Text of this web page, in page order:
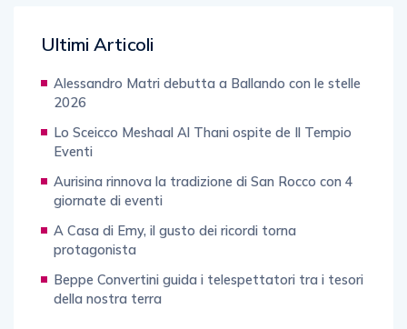
Ultimi Articoli
Alessandro Matri debutta a Ballando con le stelle
2026
Lo Sceicco Meshaal Al Thani ospite de Il Tempio
Eventi
Aurisina rinnova la tradizione di San Rocco con 4
giornate di eventi
A Casa di Emy, il gusto dei ricordi torna
protagonista
Beppe Convertini guida i telespettatori tra i tesori
della nostra terra